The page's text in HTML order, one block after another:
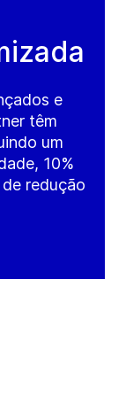
e
têm
um
10%
redução